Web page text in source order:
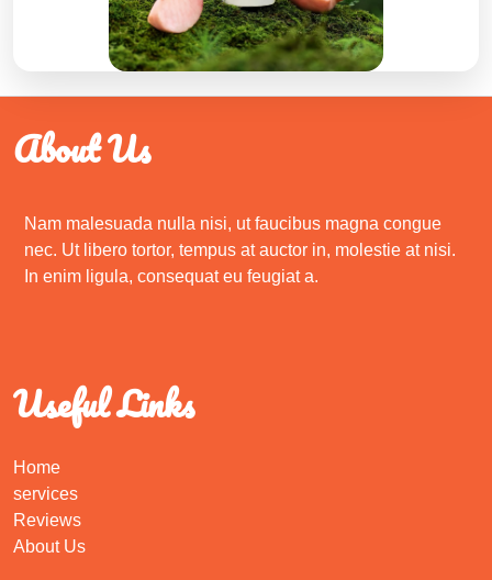
About Us
Nam malesuada nulla nisi, ut faucibus magna congue
nec. Ut libero tortor, tempus at auctor in, molestie at nisi.
In enim ligula, consequat eu feugiat a.
Useful Links
Home
services
Reviews
About Us